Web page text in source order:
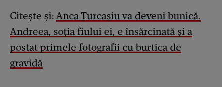
Citește și: Anca Țurcașiu va deveni bunică.
Andreea, soția fiului ei, e însărcinată și a
postat primele fotografii cu burtica de
gravidă